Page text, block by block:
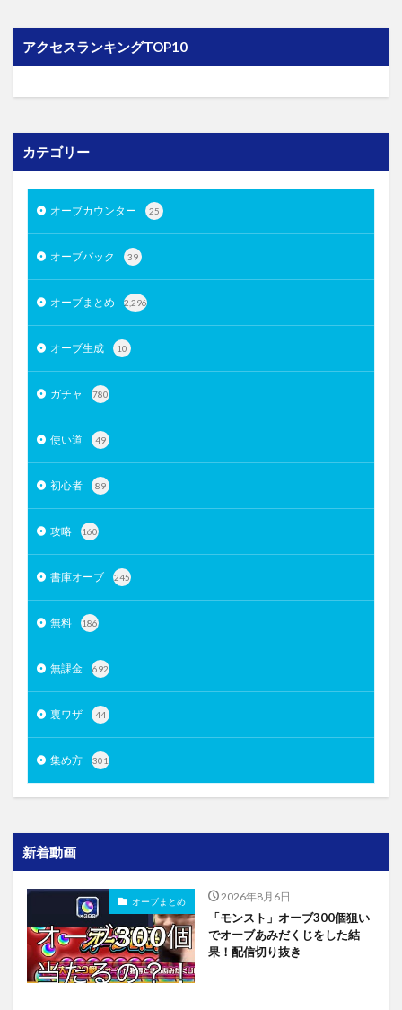
アクセスランキングTOP10
カテゴリー
オーブカウンター 25
オーブバック 39
オーブまとめ 2,296
オーブ生成 10
ガチャ 780
使い道 49
初心者 89
攻略 160
書庫オーブ 245
無料 186
無課金 692
裏ワザ 44
集め方 301
新着動画
オーブまとめ 2026年8月6日
「モンスト」オーブ300個狙い
でオーブあみだくじをした結
果！配信切り抜き